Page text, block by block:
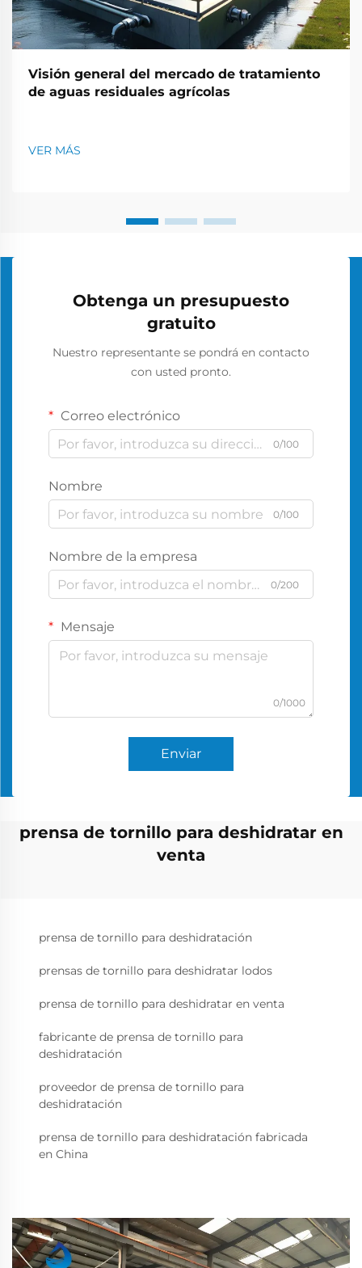
Visión general del mercado de tratamiento
de aguas residuales agrícolas
VER MÁS
Obtenga un presupuesto
gratuito
Nuestro representante se pondrá en contacto
con usted pronto.
Correo electrónico
0/100
Nombre
0/100
Nombre de la empresa
0/200
Mensaje
0/1000
Enviar
prensa de tornillo para deshidratar en
venta
prensa de tornillo para deshidratación
prensas de tornillo para deshidratar lodos
prensa de tornillo para deshidratar en venta
fabricante de prensa de tornillo para
deshidratación
proveedor de prensa de tornillo para
deshidratación
prensa de tornillo para deshidratación fabricada
en China